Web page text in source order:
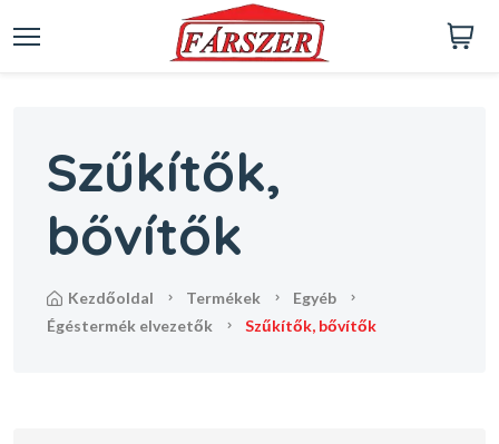
Szűkítők,
bővítők
kezdőoldal termékek
egyéb
égéstermék elvezetők
szűkítők, bővítők